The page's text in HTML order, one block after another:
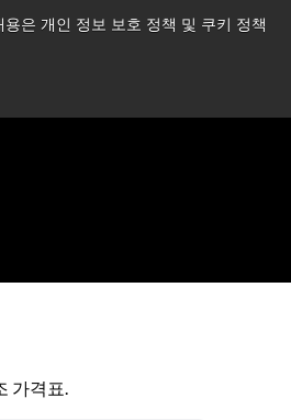
은 개인 정보 보호 정책 및 쿠키 정책
가격표.